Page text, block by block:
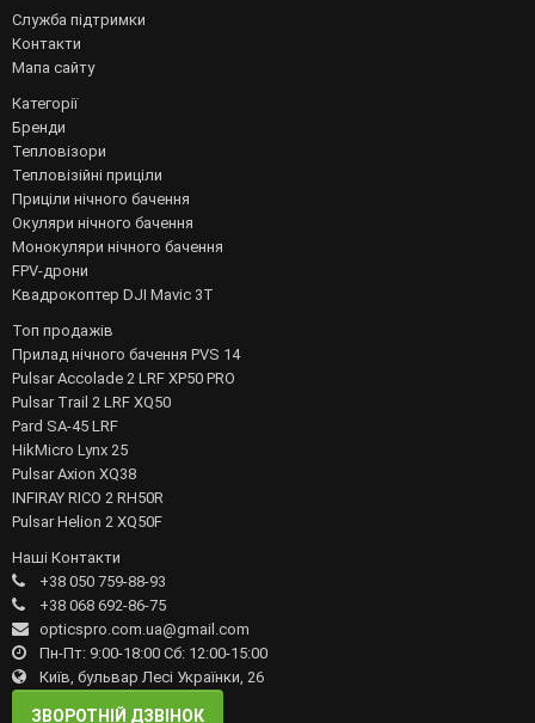
Служба підтримки
Контакти
Мапа сайту
Категорії
Бренди
Тепловізори
Тепловізійні приціли
Приціли нічного бачення
Окуляри нічного бачення
Монокуляри нічного бачення
FPV-дрони
Квадрокоптер DJI Mavic 3T
Топ продажів
Прилад нічного бачення PVS 14
Pulsar Accolade 2 LRF XP50 PRO
Pulsar Trail 2 LRF XQ50
Pard SA-45 LRF
HikMicro Lynx 25
Pulsar Axion XQ38
INFIRAY RICO 2 RH50R
Pulsar Helion 2 XQ50F
Наші Контакти
+38 050 759-88-93
+38 068 692-86-75
opticspro.com.ua@gmail.com
Пн-Пт: 9:00-18:00 Сб: 12:00-15:00
Київ, бульвар Лесі Українки, 26
ЗВОРОТНІЙ ДЗВІНОК